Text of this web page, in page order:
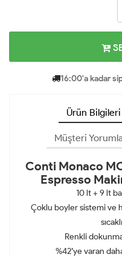
16:00'a kadar
Ürün Bilgileri
Müşteri
Conti Monaco
Espresso
10 lt + 9 lt
Çoklu boyler sistemi ve
Renkli
%42’ye varan